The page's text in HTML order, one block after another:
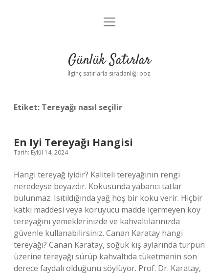
Anasayfa
Yasal Uyarı
menüyü
Günlük Satırlar
İlginç satırlarla sıradanlığı boz.
Etiket: Tereyağı nasıl seçilir
En Iyi Tereyağı Hangisi
Tarih: Eylül 14, 2024
Hangi tereyağ iyidir? Kaliteli tereyağının rengi
neredeyse beyazdır. Kokusunda yabancı tatlar
bulunmaz. Isıtıldığında yağ hoş bir koku verir. Hiçbir
katkı maddesi veya koruyucu madde içermeyen köy
tereyağını yemeklerinizde ve kahvaltılarınızda
güvenle kullanabilirsiniz. Canan Karatay hangi
tereyağı? Canan Karatay, soğuk kış aylarında turpun
üzerine tereyağı sürüp kahvaltıda tüketmenin son
derece faydalı olduğunu söylüyor. Prof. Dr. Karatay,